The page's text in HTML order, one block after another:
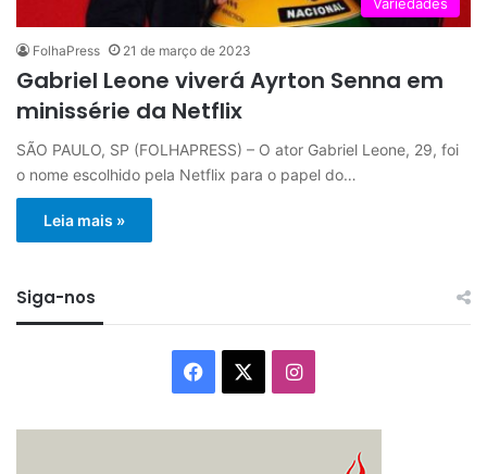
FolhaPress 21 de março de 2023
Gabriel Leone viverá Ayrton Senna em
minissérie da Netflix
SÃO PAULO, SP (FOLHAPRESS) – O ator Gabriel Leone, 29, foi
o nome escolhido pela Netflix para o papel do…
Leia mais »
Siga-nos
Facebook Instagram